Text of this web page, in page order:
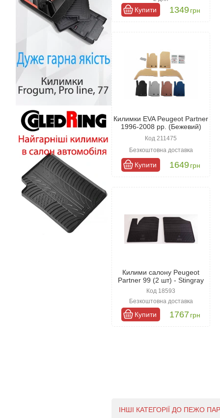
Купити 1349грн
Килимки EVA Peugeot Partner
1996-2008 рр. (Бежевий)
Код 211475
Безкоштовна доставка
Купити 1649грн
Килими салону Peugeot
Partner 99 (2 шт) - Stingray
Код 18593
Безкоштовна доставка
Купити 1767грн
ІНШІ КАТЕГОРІЇ ДО ПЕЖО